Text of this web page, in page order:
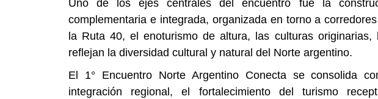
Uno de los ejes centrales del encuentro fue la
complementaria e integrada, organizada en torno a
la Ruta 40, el enoturismo de altura, las culturas
reflejan la diversidad cultural y natural del Norte argentino.
El 1° Encuentro Norte Argentino Conecta se consolida
integración regional, el fortalecimiento del turismo